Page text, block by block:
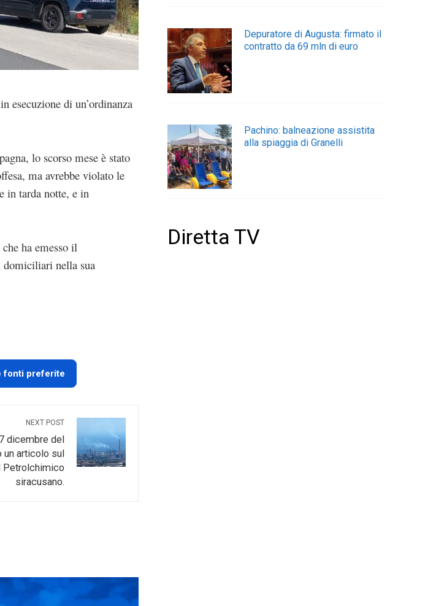
esecuzione di un’ordinanza
lo scorso mese è stato
ma avrebbe violato le
in tarda notte, e in
ha emesso il
domiciliari nella sua
fonti preferite
NEXT POST
dicembre del
un articolo sul
Petrolchimico
siracusano.
Depuratore di Augusta: firmato il
contratto da 69 mln di euro
Pachino: balneazione assistita
alla spiaggia di Granelli
Diretta TV